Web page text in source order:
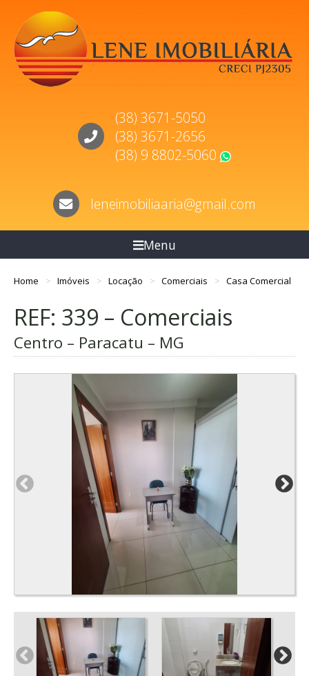
(38) 3671-5050
(38) 3671-2656
(38) 9 8802-5060
leneimobiliaaria@gmail.com
Menu
Home Imóveis Locação Comerciais Casa Comercial
REF: 339 – Comerciais
Centro – Paracatu – MG